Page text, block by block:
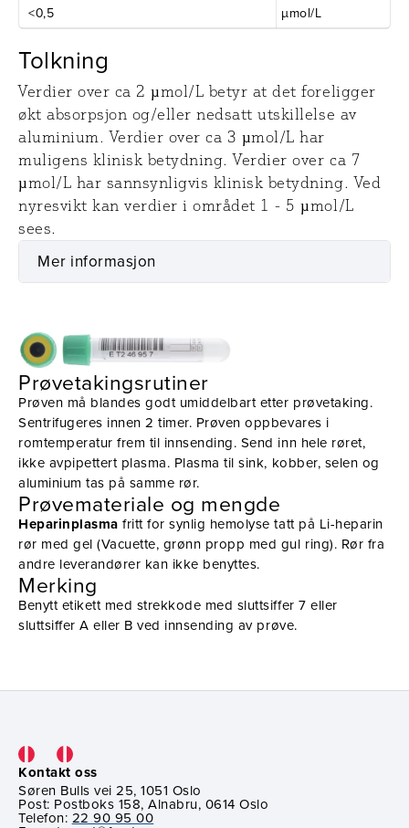
<0,5
µmol/L
Tolkning
Verdier over ca 2 µmol/L betyr at det foreligger
økt absorpsjon og/eller nedsatt utskillelse av
aluminium. Verdier over ca 3 µmol/L har
muligens klinisk betydning. Verdier over ca 7
µmol/L har sannsynligvis klinisk betydning. Ved
nyresvikt kan verdier i området 1 - 5 µmol/L
sees.
Mer informasjon
Prøvetaking
Utstyr
Prøvetakingsrutiner
Prøven må blandes godt umiddelbart etter prøvetaking.
Sentrifugeres innen 2 timer. Prøven oppbevares i
romtemperatur frem til innsending. Send inn hele røret,
ikke avpipettert plasma. Plasma til sink, kobber, selen og
aluminium tas på samme rør.
Prøvemateriale og mengde
Heparinplasma fritt for synlig hemolyse tatt på Li-heparin
rør med gel (Vacuette, grønn propp med gul ring). Rør fra
andre leverandører kan ikke benyttes.
Merking
Benytt etikett med strekkode med sluttsiffer 7 eller
sluttsiffer A eller B ved innsending av prøve.
Kontakt oss
Søren Bulls vei 25, 1051 Oslo
Post: Postboks 158, Alnabru, 0614 Oslo
Telefon: 22 90 95 00